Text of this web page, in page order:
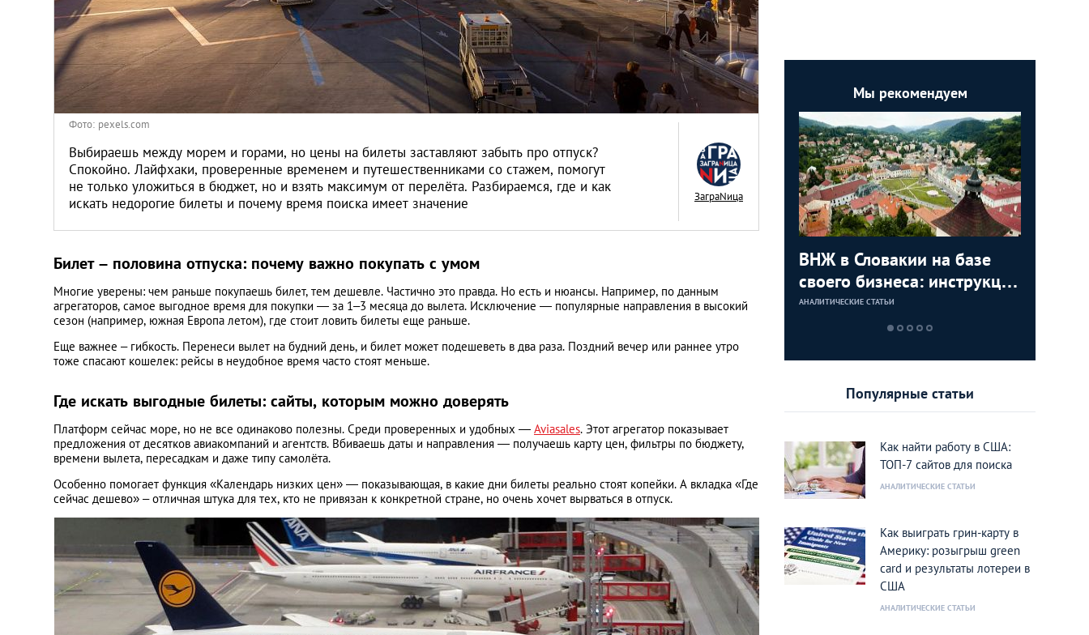
Канада
Кипр
Латвия
Литва
Мальта
Португалия
Словения
США
Таиланд
Украина
Франция
Фото: pexels.com
Выбираешь между морем и горами, но цены на билеты заставляют забыть про отпуск?
Спокойно. Лайфхаки, проверенные временем и путешественниками со стажем, помогут
не только уложиться в бюджет, но и взять максимум от перелёта. Разбираемся, где и как
искать недорогие билеты и почему время поиска имеет значение
ЗаграNица
Билет – половина отпуска: почему важно покупать с умом
Многие уверены: чем раньше покупаешь билет, тем дешевле. Частично это правда. Но есть и нюансы. Например, по данным
агрегаторов, самое выгодное время для покупки — за 1–3 месяца до вылета. Исключение — популярные направления в высокий
сезон (например, южная Европа летом), где стоит ловить билеты еще раньше.
Еще важнее – гибкость. Перенеси вылет на будний день, и билет может подешеветь в два раза. Поздний вечер или раннее утро
тоже спасают кошелек: рейсы в неудобное время часто стоят меньше.
Где искать выгодные билеты: сайты, которым можно доверять
Платформ сейчас море, но не все одинаково полезны. Среди проверенных и удобных — Aviasales. Этот агрегатор показывает
предложения от десятков авиакомпаний и агентств. Вбиваешь даты и направления — получаешь карту цен, фильтры по бюджету,
времени вылета, пересадкам и даже типу самолёта.
Особенно помогает функция «Календарь низких цен» — показывающая, в какие дни билеты реально стоят копейки. А вкладка «Где
сейчас дешево» – отличная штука для тех, кто не привязан к конкретной стране, но очень хочет вырваться в отпуск.
Мы рекомендуем
ВНЖ в Словакии на базе
своего бизнеса: инструкция
для граждан СНГ
АНАЛИТИЧЕСКИЕ СТАТЬИ
Словакии: процедура для
иностранцев
АНАЛИТИЧЕСКИЕ СТАТЬИ
Популярные статьи
Как найти работу в США:
ТОП-7 сайтов для поиска
АНАЛИТИЧЕСКИЕ СТАТЬИ
Как выиграть грин-карту в
Америку: розыгрыш green
card и результаты лотереи в
США
АНАЛИТИЧЕСКИЕ СТАТЬИ